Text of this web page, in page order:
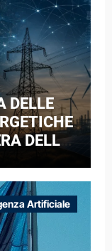
DELLE
DELLA
DELLA
Artificiale